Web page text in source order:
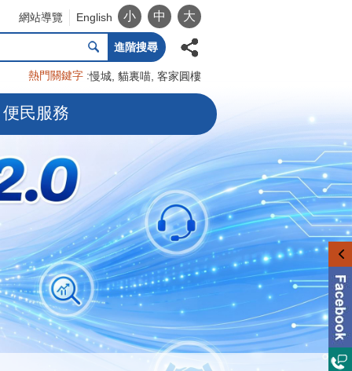
網站導覽 English 小 中 大
進階搜尋
熱門關鍵字 慢城 貓裏喵 客家圓樓
便民服務